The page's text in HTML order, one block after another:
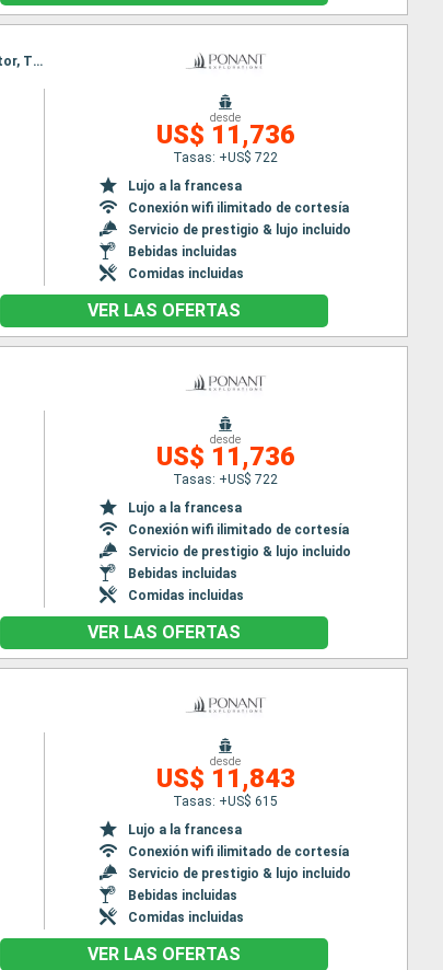
Itinerario : Dubrovnik, Mljet, Komiža, Vis, Stari Grad, Korkula, Dubrovnik, Sipan, Sailing the straight of Kotor, Tivat, Dubrovnik
desde
US$ 11,736
Tasas: +US$ 722
Lujo a la francesa
Conexión wifi ilimitado de cortesía
Servicio de prestigio & lujo incluido
Bebidas incluidas
Comidas incluidas
VER LAS OFERTAS
desde
US$ 11,736
Tasas: +US$ 722
Lujo a la francesa
Conexión wifi ilimitado de cortesía
Servicio de prestigio & lujo incluido
Bebidas incluidas
Comidas incluidas
VER LAS OFERTAS
desde
US$ 11,843
Tasas: +US$ 615
Lujo a la francesa
Conexión wifi ilimitado de cortesía
Servicio de prestigio & lujo incluido
Bebidas incluidas
Comidas incluidas
VER LAS OFERTAS